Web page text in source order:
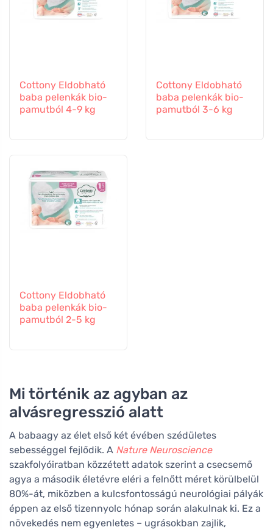
Cottony Eldobható
baba pelenkák bio-
pamutból 4-9 kg
Cottony Eldobható
baba pelenkák bio-
pamutból 3-6 kg
Cottony Eldobható
baba pelenkák bio-
pamutból 2-5 kg
Mi történik az agyban az
alvásregresszió alatt
A babaagy az élet első két évében szédületes
sebességgel fejlődik. A Nature Neuroscience
szakfolyóiratban közzétett adatok szerint a csecsemő
agya a második életévre eléri a felnőtt méret körülbelül
80%-át, miközben a kulcsfontosságú neurológiai pályák
éppen az első tizennyolc hónap során alakulnak ki. Ez a
növekedés nem egyenletes – ugrásokban zajlik,